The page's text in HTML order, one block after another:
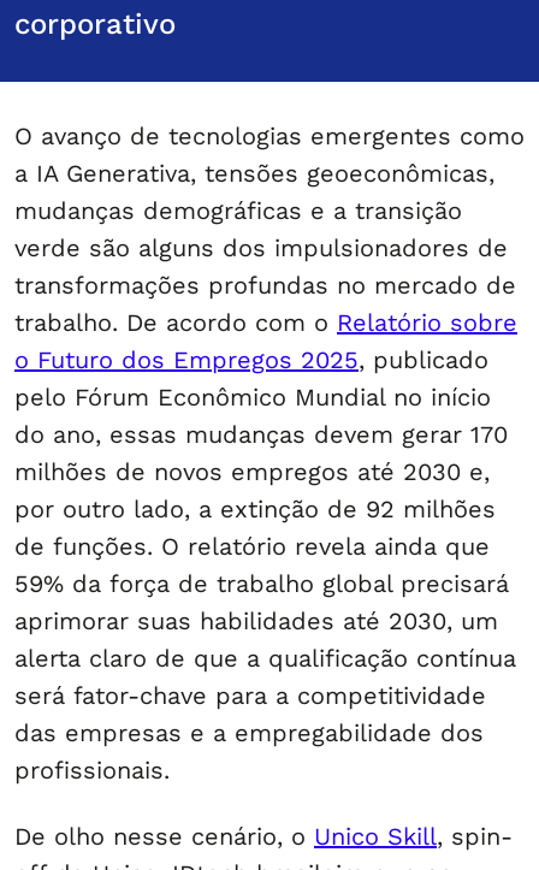
corporativo
O avanço de tecnologias emergentes como
a IA Generativa, tensões geoeconômicas,
mudanças demográficas e a transição
verde são alguns dos impulsionadores de
transformações profundas no mercado de
trabalho. De acordo com o Relatório sobre
o Futuro dos Empregos 2025, publicado
pelo Fórum Econômico Mundial no início
do ano, essas mudanças devem gerar 170
milhões de novos empregos até 2030 e,
por outro lado, a extinção de 92 milhões
de funções. O relatório revela ainda que
59% da força de trabalho global precisará
aprimorar suas habilidades até 2030, um
alerta claro de que a qualificação contínua
será fator-chave para a competitividade
das empresas e a empregabilidade dos
profissionais.
De olho nesse cenário, o Unico Skill, spin-